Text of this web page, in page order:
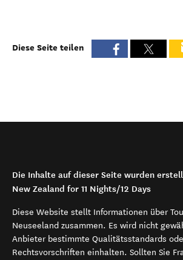
Diese Seite teilen
Die Inhalte auf dieser Seite wurden
New Zealand for 11 Nights/12 Days
Diese Website stellt Informationen über
Neuseeland zusammen. Es wird nicht
Anbieter bestimmte Qualitätsstandards
Rechtsvorschriften einhalten. Sollten Sie